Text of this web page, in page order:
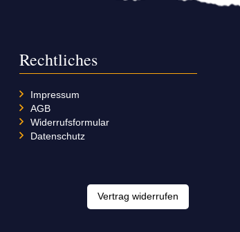
Rechtliches
Impressum
AGB
Widerrufsformular
Datenschutz
Vertrag widerrufen